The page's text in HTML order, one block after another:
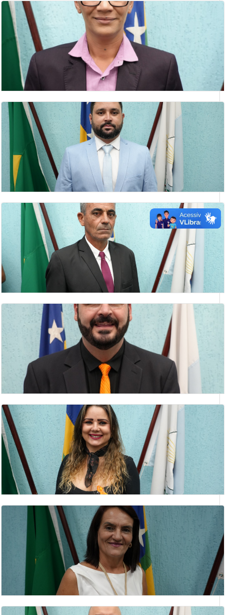
JAIR HUMBERTO DA SILVA
Presidente da Câmara Municipal de Catalão
KELIS LUIZ DA SILVA
vereadora
LEONARDO PEREIRA MOISÉS
vereador
LUIZ SOCORRO MOREIRA
Vereador(a)
RODRIGO ALVES CARVELO
vereador
ROSÂNGELA SANTANA FERREIRA
Vereador(a)